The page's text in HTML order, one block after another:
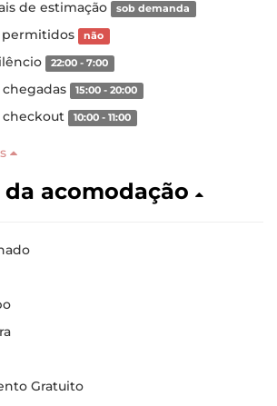
de estimação sob demanda
permitidos não
22:00 - 7:00
chegadas 15:00 - 20:00
checkout 10:00 - 11:00
acomodação
Gratuito